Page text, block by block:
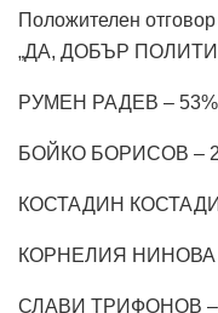
Положителен отговор
„ДА, ДОБЪР
РУМЕН РАДЕВ – 53%
БОЙКО БОРИСОВ –
КОСТАДИН
КОРНЕЛИЯ НИНОВА
СЛАВИ ТРИФОНОВ –